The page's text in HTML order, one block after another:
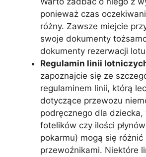
ponieważ czas
różny. Zawsze miejcie
swoje dokumenty
dokumenty rezerwacji
Regulamin linii
zapoznajcie się ze
regulaminem linii, którą
dotyczące przewozu
podręcznego dla dziecka,
fotelików czy ilości
pokarmu) mogą się różnić
przewoźnikami. Niektóre